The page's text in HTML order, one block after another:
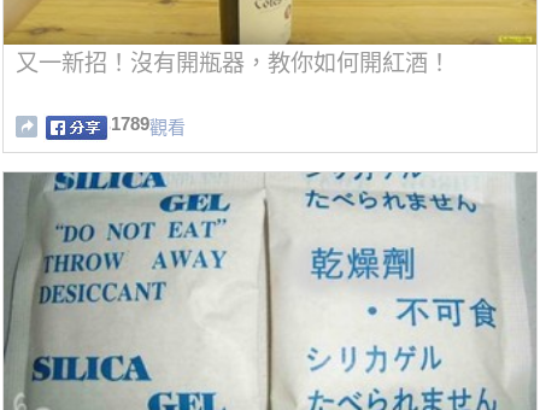
又一新招！沒有開瓶器，教你如何開紅酒！
1789觀看